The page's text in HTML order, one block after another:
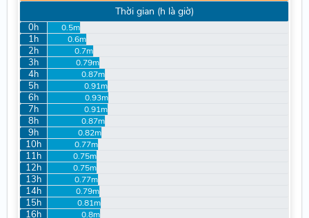
Thời gian (h là giờ)
0h 0.5m
1h 0.6m
2h 0.7m
3h 0.79m
4h 0.87m
5h 0.91m
6h 0.93m
7h 0.91m
8h 0.87m
9h 0.82m
10h 0.77m
11h 0.75m
12h 0.75m
13h 0.77m
14h 0.79m
15h 0.81m
16h 0.8m